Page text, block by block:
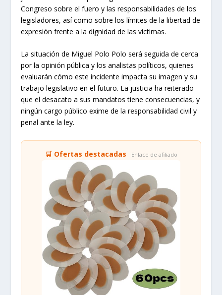
Congreso sobre el fuero y las responsabilidades de los
legisladores, así como sobre los límites de la libertad de
expresión frente a la dignidad de las víctimas.
La situación de Miguel Polo Polo será seguida de cerca
por la opinión pública y los analistas políticos, quienes
evaluarán cómo este incidente impacta su imagen y su
trabajo legislativo en el futuro. La justicia ha reiterado
que el desacato a sus mandatos tiene consecuencias, y
ningún cargo público exime de la responsabilidad civil y
penal ante la ley.
🛒 Ofertas destacadas · Enlace de afiliado